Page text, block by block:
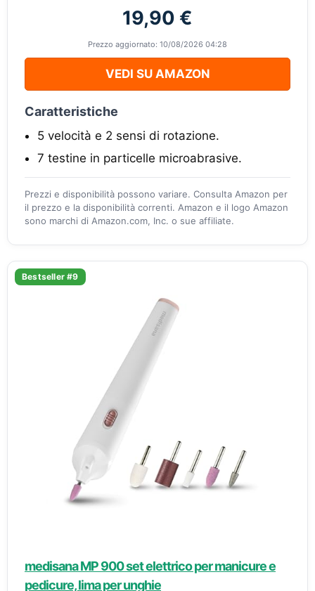
19,90 €
Prezzo aggiornato: 10/08/2026 04:28
VEDI SU AMAZON
Caratteristiche
5 velocità e 2 sensi di rotazione.
7 testine in particelle microabrasive.
Prezzi e disponibilità possono variare. Consulta Amazon per
il prezzo e la disponibilità correnti. Amazon e il logo Amazon
sono marchi di Amazon.com, Inc. o sue affiliate.
Bestseller #9
medisana MP 900 set elettrico per manicure e
pedicure, lima per unghie